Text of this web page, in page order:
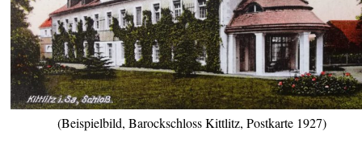
(Beispielbild, Barockschloss Kittlitz, Postkarte 1927)